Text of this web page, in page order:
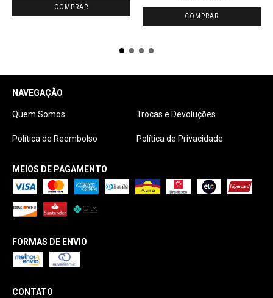
NAVEGAÇÃO
Quem Somos Trocas e Devoluções
Política de Reembolso Política de Privacidade
MEIOS DE PAGAMENTO
FORMAS DE ENVIO
CONTATO